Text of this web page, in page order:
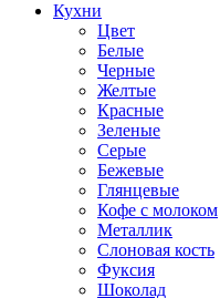
Кухни
Цвет
Белые
Черные
Желтые
Красные
Зеленые
Серые
Бежевые
Глянцевые
Кофе с молоком
Металлик
Слоновая кость
Фуксия
Шоколад